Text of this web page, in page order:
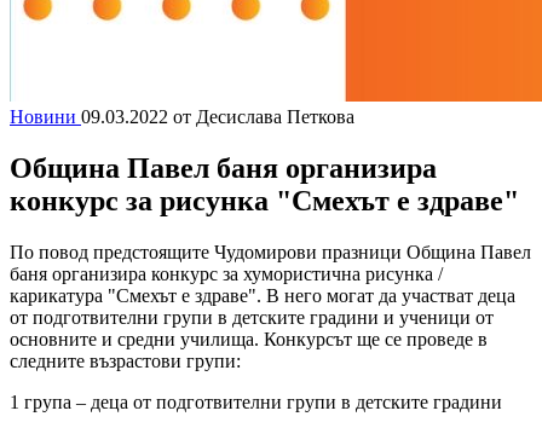
Новини 09.03.2022 от Десислава Петкова
Община Павел баня организира
конкурс за рисунка "Смехът е здраве"
По повод предстоящите Чудомирови празници Община Павел
баня организира конкурс за хумористична рисунка /
карикатура "Смехът е здраве". В него могат да участват деца
от подготвителни групи в детските градини и ученици от
основните и средни училища. Конкурсът ще се проведе в
следните възрастови групи:
1 група – деца от подготвителни групи в детските градини